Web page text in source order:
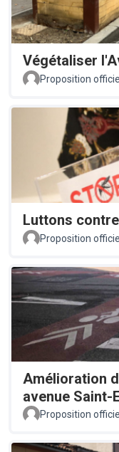
Végétaliser
Proposition
Luttons
Proposition
Amélioration
avenue Saint-
Proposition